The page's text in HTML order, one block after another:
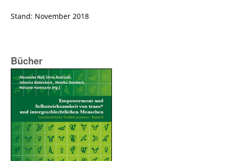
Stand: November 2018
Bücher